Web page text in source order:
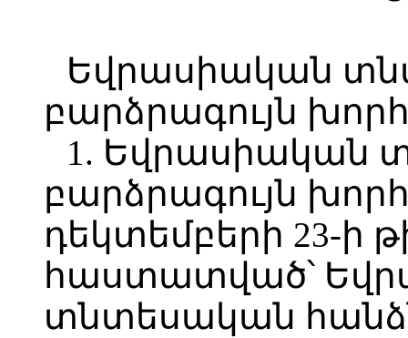
Եվրասիական
բարձրագույն
1. Եվրասիական
բարձրագույն
դեկտեմբերի 23-ի
հաստատված՝
տնտեսական